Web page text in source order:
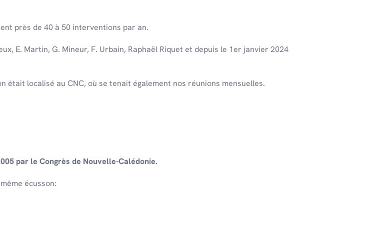
près de 40 à 50 interventions par an.
E. Martin, G. Mineur, F. Urbain, Raphaël Riquet et depuis le 1er janvier 2024
était localisé au CNC, où se tenait également nos réunions mensuelles.
par le Congrès de Nouvelle-Calédonie.
écusson: